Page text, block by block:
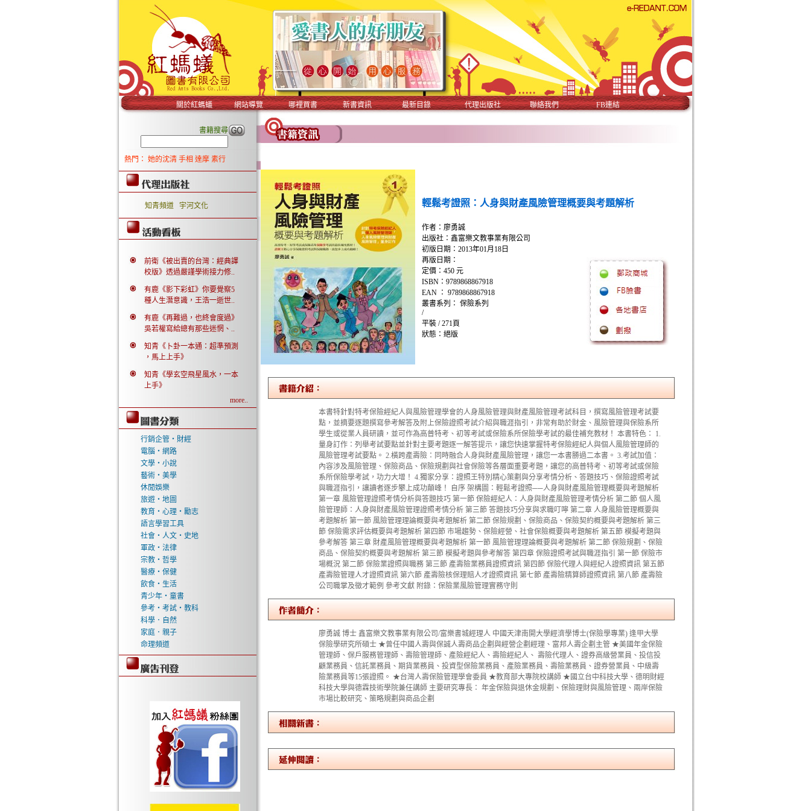
關於紅螞蟻 網站導覽 哪裡買書 新書資訊 最新目錄 代理出版社 聯絡我們 FB連結
書籍搜尋
熱門： 她的沈清 手相 達摩 素行
知青頻道 宇河文化
前衛《被出賣的台灣：經典譯
校版》透過嚴謹學術接力修..
有鹿《影下彩虹》你要覺察5
種人生潛意識，王浩一逝世..
有鹿《再難過，也終會度過》
吳若權寫給總有那些迷惘、..
知青《卜卦一本通：超準預測
，馬上上手》
知青《學玄空飛星風水，一本
上手》
more..
行銷企管‧財經
電腦‧網路
文學‧小說
藝術‧美學
休閒娛樂
旅遊‧地圖
教育‧心理‧勵志
語言學習工具
社會‧人文‧史地
軍政‧法律
宗教‧哲學
醫療‧保健
飲食‧生活
青少年‧童書
參考‧考試‧教科
科學．自然
家庭．親子
命理頻道
輕鬆考證照：人身與財產風險管理概要與考題解析
作者：廖勇誠
出版社：鑫富樂文教事業有限公司
初版日期：2013年01月18日
再版日期：
定價：450 元
ISBN：9789868867918
EAN ： 9789868867918
叢書系列： 保險系列
/
平裝 / 271頁
狀態：絕版
本書特針對特考保險經紀人與風險管理學會的人身風險管理與財產風險管理考試科目，撰寫風險管理考試要
點，並摘要逐題撰寫參考解答及附上保險證照考試介紹與職涯指引，非常有助於財金、風險管理與保險系所
學生或從業人員研讀，並可作為高普特考、初等考試或保險系所保險學考試的最佳補充教材！ 本書特色： 1.
量身訂作：列舉考試要點並針對主要考題逐一解答提示，讓您快速掌握特考保險經紀人與個人風險管理師的
風險管理考試要點。 2.橫跨產壽險：同時融合人身與財產風險管理，讓您一本書勝過二本書。 3.考試加值：
內容涉及風險管理、保險商品、保險規劃與社會保險等各層面重要考題，讓您的高普特考、初等考試或保險
系所保險學考試，功力大增！ 4.獨家分享：證照王特別精心策劃與分享考情分析、答題技巧、保險證照考試
與職涯指引，讓讀者逐步攀上成功顛峰！ 自序 架構圖：輕鬆考證照──人身與財產風險管理概要與考題解析
第一章 風險管理證照考情分析與答題技巧 第一節 保險經紀人：人身與財產風險管理考情分析 第二節 個人風
險管理師：人身與財產風險管理證照考情分析 第三節 答題技巧分享與求職叮嚀 第二章 人身風險管理概要與
考題解析 第一節 風險管理理論概要與考題解析 第二節 保險規劃、保險商品、保險契約概要與考題解析 第三
節 保險需求評估概要與考題解析 第四節 市場趨勢、保險經營、社會保險概要與考題解析 第五節 模擬考題與
參考解答 第三章 財產風險管理概要與考題解析 第一節 風險管理理論概要與考題解析 第二節 保險規劃、保險
商品、保險契約概要與考題解析 第三節 模擬考題與參考解答 第四章 保險證照考試與職涯指引 第一節 保險市
場概況 第二節 保險業證照與職務 第三節 產壽險業務員證照資訊 第四節 保險代理人與經紀人證照資訊 第五節
產壽險管理人才證照資訊 第六節 產壽險核保理賠人才證照資訊 第七節 產壽險精算師證照資訊 第八節 產壽險
公司職掌及徵才範例 參考文獻 附錄：保險業風險管理實務守則
廖勇誠 博士 鑫富樂文教事業有限公司/富樂書城經理人 中國天津南開大學經濟學博士(保險學專業) 逢甲大學
保險學研究所碩士 ★曾任中國人壽與保誠人壽商品企劃與經營企劃經理、富邦人壽企劃主管 ★美國年金保險
管理師、保戶服務管理師、壽險管理師、產險經紀人、壽險經紀人、 壽險代理人、證券高級營業員、投信投
顧業務員、信託業務員、期貨業務員、投資型保險業務員、產險業務員、壽險業務員、證券營業員、中級壽
險業務員等15張證照。 ★台灣人壽保險管理學會委員 ★教育部大專院校講師 ★國立台中科技大學、德明財經
科技大學與德霖技術學院兼任講師 主要研究專長： 年金保險與退休金規劃、保險理財與風險管理、兩岸保險
市場比較研究、策略規劃與商品企劃